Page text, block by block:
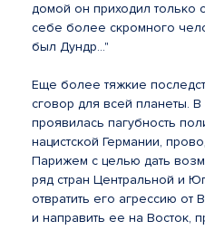
домой он приходил только
себе более скромного
был Дундр..."
Еще более тяжкие
сговор для всей планеты.
проявилась пагубность
нацистской Германии,
Парижем с целью дать
ряд стран Центральной и
отвратить его агрессию от
и направить ее на Восток,